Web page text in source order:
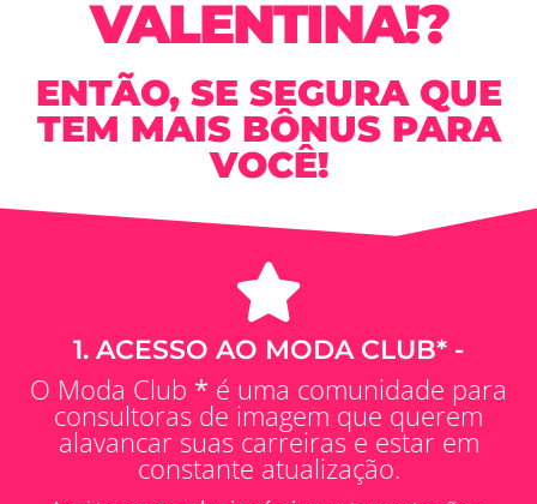
VALENTINA!?
ENTÃO, SE SEGURA QUE
TEM MAIS BÔNUS PARA
VOCÊ!
1. ACESSO AO MODA CLUB* -
O Moda Club * é uma comunidade para
consultoras de imagem que querem
alavancar suas carreiras e estar em
constante atualização.